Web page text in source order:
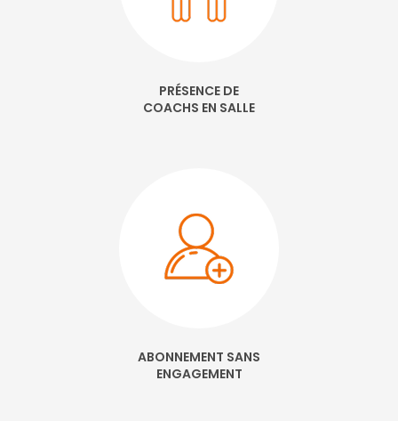
PRÉSENCE DE
COACHS EN SALLE
ABONNEMENT SANS
ENGAGEMENT